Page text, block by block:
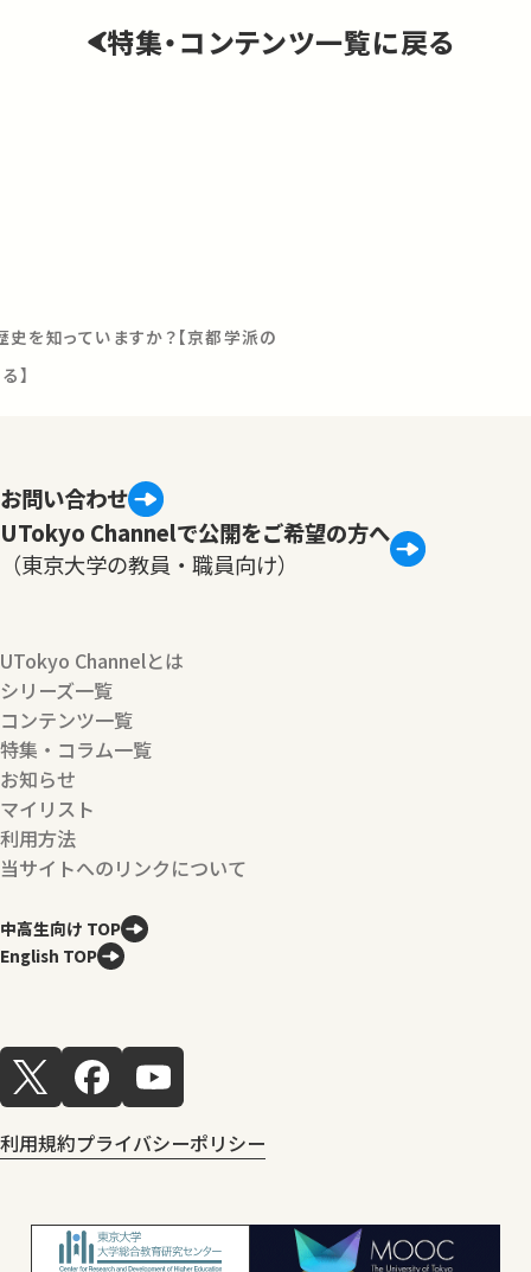
特集・コンテンツ一覧に戻る
を知っていますか？【京都学派の
】
お問い合わせ
UTokyo Channelで公開をご希望の方へ
（東京大学の教員・職員向け）
UTokyo Channelとは
シリーズ一覧
コンテンツ一覧
特集・コラム一覧
お知らせ
マイリスト
利用方法
当サイトへのリンクについて
中高生向け TOP
English TOP
利用規約プライバシーポリシー